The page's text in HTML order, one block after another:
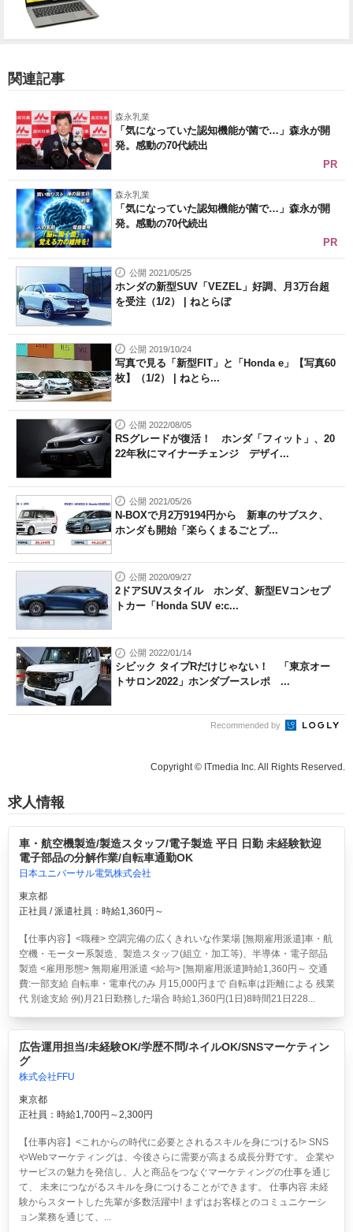
関連記事
森永乳業
「気になっていた認知機能が菌で…」森永が開
発。感動の70代続出
PR
森永乳業
「気になっていた認知機能が菌で…」森永が開
発。感動の70代続出
PR
公開 2021/05/25
ホンダの新型SUV「VEZEL」好調、月3万台超
を受注（1/2） | ねとらぼ
公開 2019/10/24
写真で見る「新型FIT」と「Honda e」【写真60
枚】（1/2） | ねとら...
公開 2022/08/05
RSグレードが復活！ ホンダ「フィット」、20
22年秋にマイナーチェンジ デザイ...
公開 2021/05/26
N-BOXで月2万9194円から 新車のサブスク、
ホンダも開始「楽らくまるごとプ...
公開 2020/09/27
2ドアSUVスタイル ホンダ、新型EVコンセプ
トカー「Honda SUV e:c...
公開 2022/01/14
シビック タイプRだけじゃない！ 「東京オー
トサロン2022」ホンダブースレポ ...
Recommended by
Copyright © ITmedia Inc. All Rights Reserved.
求人情報
車・航空機製造/製造スタッフ/電子製造 平日 日勤 未経験歓迎
電子部品の分解作業/自転車通勤OK
日本ユニバーサル電気株式会社
東京都
正社員 / 派遣社員：時給1,360円～
【仕事内容】<職種> 空調完備の広くきれいな作業場 [無期雇用派遣]車・航
空機・モーター系製造、製造スタッフ(組立・加工等)、半導体・電子部品
製造 <雇用形態> 無期雇用派遣 <給与> [無期雇用派遣]時給1,360円～ 交通
費:一部支給 自転車・電車代のみ 月15,000円まで 自転車は距離による 残業
代 別途支給 例)月21日勤務した場合 時給1,360円(1日)8時間21日228...
広告運用担当/未経験OK/学歴不問/ネイルOK/SNSマーケティン
グ
株式会社FFU
東京都
正社員：時給1,700円～2,300円
【仕事内容】<これからの時代に必要とされるスキルを身につける!> SNS
やWebマーケティングは、今後さらに需要が高まる成長分野です。 企業や
サービスの魅力を発信し、人と商品をつなぐマーケティングの仕事を通じ
て、 未来につながるスキルを身につけることができます。 仕事内容 未経
験からスタートした先輩が多数活躍中! まずはお客様とのコミュニケーシ
ョン業務を通じて、...